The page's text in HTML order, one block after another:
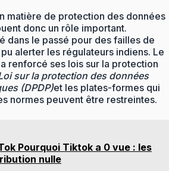
matière de protection des données
donc un rôle important.
dans le passé pour des failles de
alerter les régulateurs indiens. Le
renforcé ses lois sur la protection
sur la protection des données
(DPDP)et les plates-formes qui
normes peuvent être restreintes.
Pourquoi Tiktok a 0 vue : les
nulle